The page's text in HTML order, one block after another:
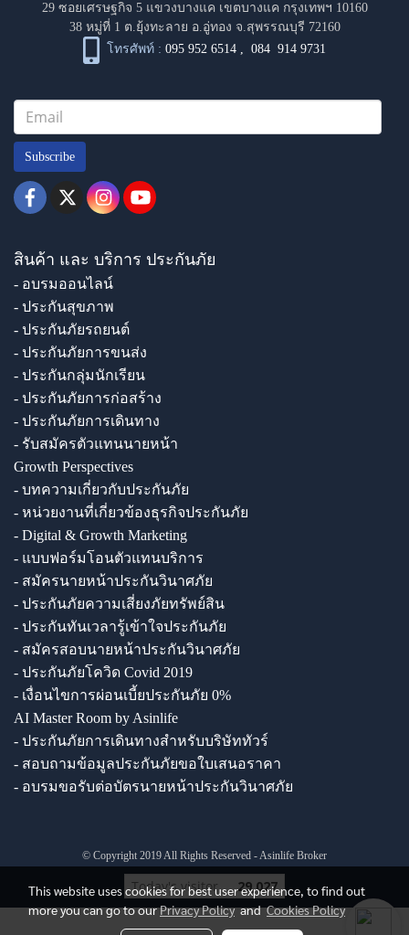
29 ซอยเศรษฐกิจ 5 แขวงบางแค เขตบางแค กรุงเทพฯ 10160
38 หมู่ที่ 1 ต.ยุ้งทะลาย อ.อู่ทอง จ.สุพรรณบุรี 72160
โทรศัพท์ : 095 952 6514 ,084 914 9731
Subscribe
สินค้า และ บริการ ประกันภัย
- อบรมออนไลน์
- ประกันสุขภาพ
- ประกันภัยรถยนต์
- ประกันภัยการขนส่ง
- ประกันกลุ่มนักเรียน
- ประกันภัยการก่อสร้าง
- ประกันภัยการเดินทาง
- รับสมัครตัวแทนนายหน้า
Growth Perspectives
- บทความเกี่ยวกับประกันภัย
- หน่วยงานที่เกี่ยวข้องธุรกิจประกันภัย
- Digital & Growth Marketing
- แบบฟอร์มโอนตัวแทนบริการ
- สมัครนายหน้าประกันวินาศภัย
- ประกันภัยความเสี่ยงภัยทรัพย์สิน
- ประกันทันเวลารู้เข้าใจประกันภัย
- สมัครสอบนายหน้าประกันวินาศภัย
- ประกันภัยโควิด Covid 2019
- เงื่อนไขการผ่อนเบี้ยประกันภัย 0%
AI Master Room by Asinlife
- ประกันภัยการเดินทางสำหรับบริษัททัวร์
- สอบถามข้อมูลประกันภัยขอใบเสนอราคา
- อบรมขอรับต่อบัตรนายหน้าประกันวินาศภัย
© Copyright 2019 All Rights Reserved - Asinlife Broker
Today's visitor 29,027
This website uses cookies for best user experience, to find out
more you can go to ourPrivacy PolicyandCookies Policy